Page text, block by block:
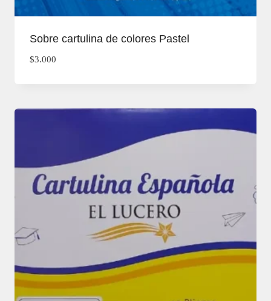
Sobre cartulina de colores Pastel
$3.000